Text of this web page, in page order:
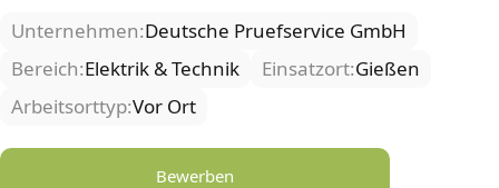
Unternehmen:Deutsche Pruefservice GmbH
Bereich:Elektrik & Technik Einsatzort:Gießen
Arbeitsorttyp:Vor Ort
Bewerben